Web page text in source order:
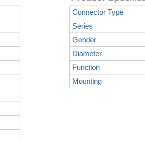
Connector Type
Series
Gender
Diameter
Function
Mounting